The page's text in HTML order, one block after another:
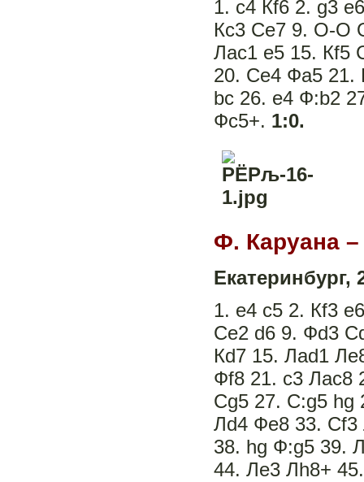
1. c4 Кf6 2. g3
Кc3 Сe7 9. O-O
Лac1 e5 15. Кf5
20. Сe4 Фa5 21.
bc 26. e4 Ф:b2
Фc5+. 1:0.
Ф. Каруана
Екатеринбург,
1. e4 c5 2. Кf3
Сe2 d6 9. Фd3
Кd7 15. Лad1
Фf8 21. c3 Лac8
Сg5 27. С:g5 hg
Лd4 Фe8 33. Сf3
38. hg Ф:g5 39.
44. Лe3 Лh8+